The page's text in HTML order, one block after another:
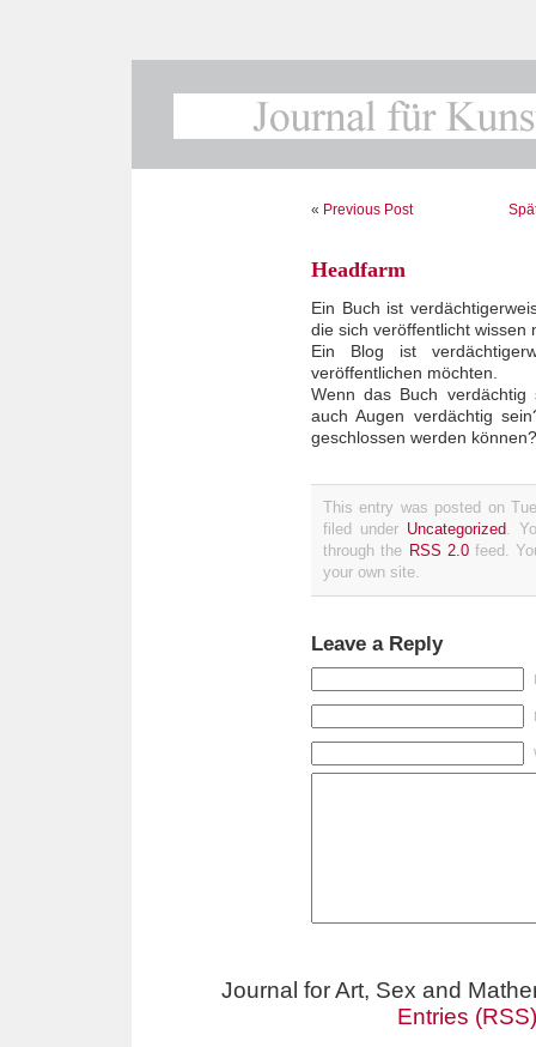
« Previous Post
Headfarm
Ein Buch ist
die sich veröffentlicht wissen
Ein Blog ist
veröffentlichen möchten.
Wenn das Buch
auch Augen verdächtig
geschlossen werden können?
This entry was posted on
filed under Uncategorized.
through the RSS 2.0feed.
your own site.
Leave a Reply
Journal for Art, Sex and
Entries (RSS)